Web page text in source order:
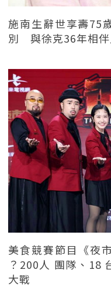
施南生辭世享壽75
別 與徐克36年相伴
美食競賽節目《夜
？200人 團隊、18
大戰